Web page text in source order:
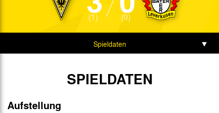
(1) (0)
Spieldaten
Bilder
SPIELDATEN
Aufstellung